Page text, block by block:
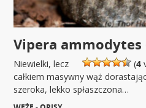
Vipera ammodytes
(4
Niewielki, lecz
całkiem masywny wąż
szeroka, lekko spłaszczona…